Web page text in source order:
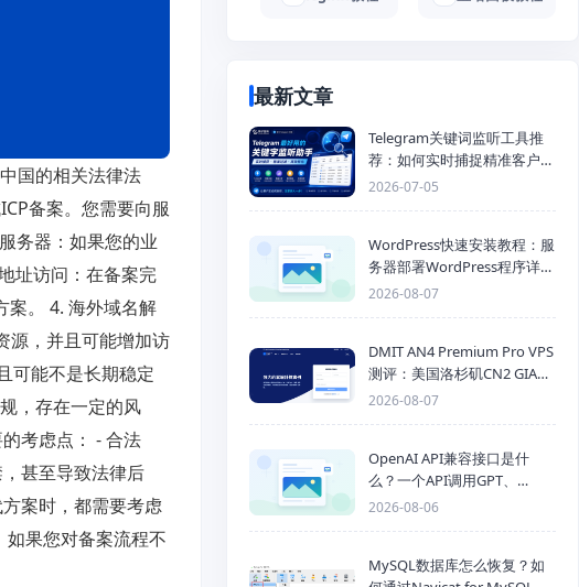
国的相关法律法
备案。您需要向服
务器：如果您的业
址访问：在备案完
案。 4. 海外域名解
源，并且可能增加访
可能不是长期稳定
，存在一定的风
考虑点： - 合法
甚至导致法律后
案时，都需要考虑
果您对备案流程不
最新文章
Telegram关键词监听工具推
荐：如何实时捕捉精准客户，
提高获客效率？
2026-07-05
WordPress快速安装教程：服
务器部署WordPress程序详细
步骤
2026-08-07
DMIT AN4 Premium Pro VPS
测评：美国洛杉矶CN2 GIA三
网优化线路性能测试
2026-08-07
OpenAI API兼容接口是什
么？一个API调用GPT、
Claude、Gemini、DeepSeek
2026-08-06
MySQL数据库怎么恢复？如